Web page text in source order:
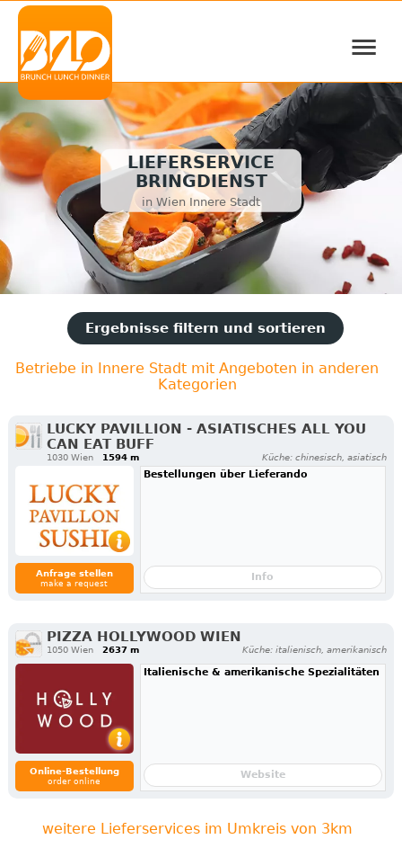
≡
LIEFERSERVICE
BRINGDIENST
in Wien Innere Stadt
Ergebnisse filtern und sortieren
Betriebe in Innere Stadt mit Angeboten in anderen
Kategorien
LUCKY PAVILLION - ASIATISCHES ALL YOU
CAN EAT BUFF
1030 Wien 1594 m Küche: chinesisch, asiatisch
Anfrage stellen
make a request
Bestellungen über Lieferando
Info
PIZZA HOLLYWOOD WIEN
1050 Wien 2637 m Küche: italienisch, amerikanisch
Online-Bestellung
order online
Italienische & amerikanische Spezialitäten
Website
weitere Lieferservices im Umkreis von 3km